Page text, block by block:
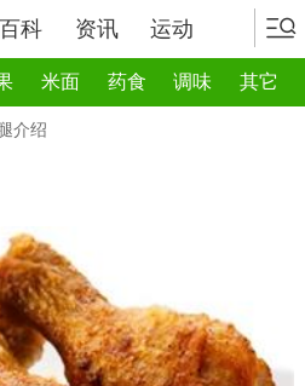
百科 资讯 运动
米面 药食 调味 其它
介绍